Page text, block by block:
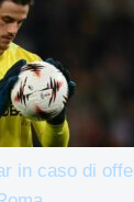
in caso di